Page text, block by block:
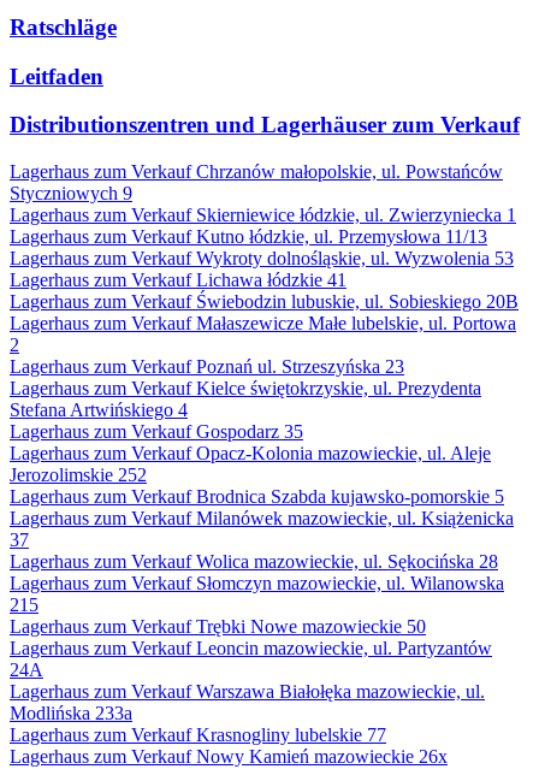
Ratschläge
Leitfaden
Distributionszentren und Lagerhäuser zum Verkauf
Lagerhaus zum Verkauf Chrzanów małopolskie, ul. Powstańców
Styczniowych 9
Lagerhaus zum Verkauf Skierniewice łódzkie, ul. Zwierzyniecka 1
Lagerhaus zum Verkauf Kutno łódzkie, ul. Przemysłowa 11/13
Lagerhaus zum Verkauf Wykroty dolnośląskie, ul. Wyzwolenia 53
Lagerhaus zum Verkauf Lichawa łódzkie 41
Lagerhaus zum Verkauf Świebodzin lubuskie, ul. Sobieskiego 20B
Lagerhaus zum Verkauf Małaszewicze Małe lubelskie, ul. Portowa
2
Lagerhaus zum Verkauf Poznań ul. Strzeszyńska 23
Lagerhaus zum Verkauf Kielce świętokrzyskie, ul. Prezydenta
Stefana Artwińskiego 4
Lagerhaus zum Verkauf Gospodarz 35
Lagerhaus zum Verkauf Opacz-Kolonia mazowieckie, ul. Aleje
Jerozolimskie 252
Lagerhaus zum Verkauf Brodnica Szabda kujawsko-pomorskie 5
Lagerhaus zum Verkauf Milanówek mazowieckie, ul. Książenicka
37
Lagerhaus zum Verkauf Wolica mazowieckie, ul. Sękocińska 28
Lagerhaus zum Verkauf Słomczyn mazowieckie, ul. Wilanowska
215
Lagerhaus zum Verkauf Trębki Nowe mazowieckie 50
Lagerhaus zum Verkauf Leoncin mazowieckie, ul. Partyzantów
24A
Lagerhaus zum Verkauf Warszawa Białołęka mazowieckie, ul.
Modlińska 233a
Lagerhaus zum Verkauf Krasnogliny lubelskie 77
Lagerhaus zum Verkauf Nowy Kamień mazowieckie 26x